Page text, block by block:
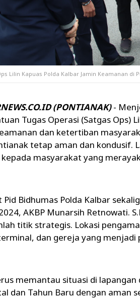
Lilin Kapuas Polda Kalbar Jamin Keamanan di
(PONTIANAK)-
Tugas Operasi (Satgas
dan ketertiban
tetap aman dan kondusif.
masyarakat yang
Pid Bidhumas Polda Kalbar
AKBP Munarsih Retnowati.
titik strategis. Lokasi
dan gereja yang menjadi
memantau situasi di
dan Tahun Baru dengan aman